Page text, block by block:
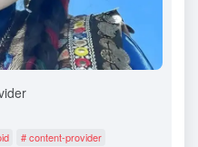
# content-provider